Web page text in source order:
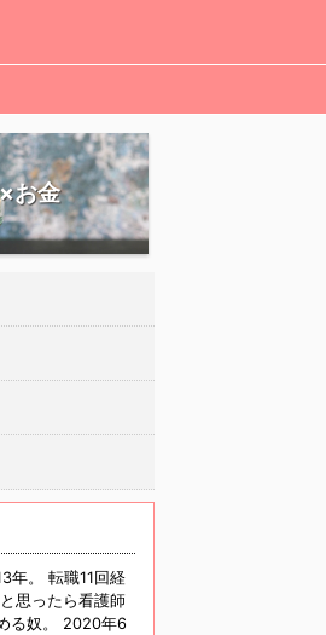
お金
年。 転職11回経
思ったら看護師
る奴。 2020年6